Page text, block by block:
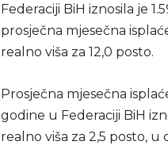
Federaciji BiH iznosila je
prosječna mjesečna
realno viša za 12,0 posto.
Prosječna mjesečna
godine u Federaciji BiH
realno viša za 2,5 posto,